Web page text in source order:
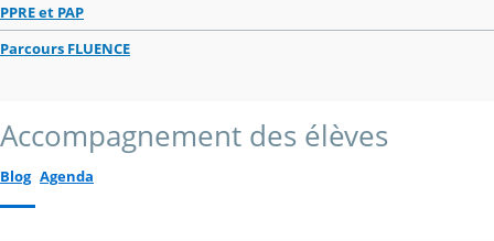
PPRE et PAP
Parcours FLUENCE
Accompagnement des élèves
Blog Agenda